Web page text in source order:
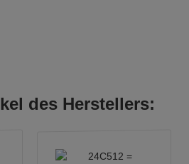
des Herstellers: